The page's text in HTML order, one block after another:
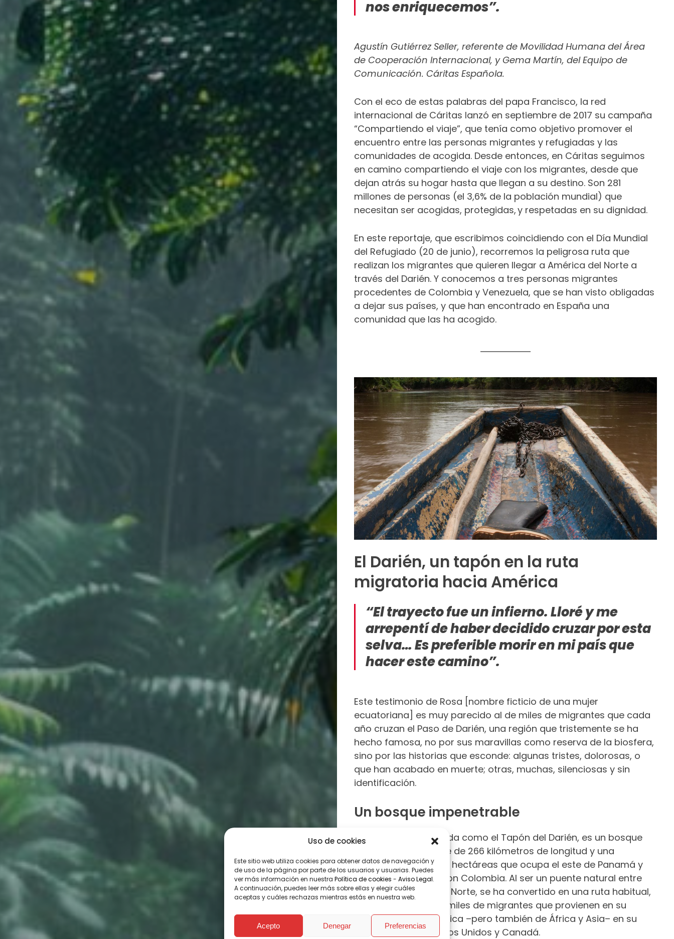
Uso de cookies
Este sitio web utiliza cookies para obtener datos de navegación y
de uso de la página por parte de los usuarios y usuarias. Puedes
ver más información en nuestra Política de cookies - Aviso Legal.
A continuación, puedes leer más sobre ellas y elegir cuáles
aceptas y cuáles rechazas mientras estás en nuestra web.
Acepto Denegar Preferencias
COMPROMETIDAS
IMPULSO
ACCIÓN
SOCIAL
EMERGENCIAS
nos enriquecemos”.
Agustín Gutiérrez Seller, referente de Movilidad Humana del Área
de Cooperación Internacional, y Gema Martín, del Equipo de
Comunicación. Cáritas Española.
Con el eco de estas palabras del papa Francisco, la red
internacional de Cáritas lanzó en septiembre de 2017 su campaña
“Compartiendo el viaje”, que tenía como objetivo promover el
encuentro entre las personas migrantes y refugiadas y las
comunidades de acogida. Desde entonces, en Cáritas seguimos
en camino compartiendo el viaje con los migrantes, desde que
dejan atrás su hogar hasta que llegan a su destino. Son 281
millones de personas (el 3,6% de la población mundial) que
necesitan ser acogidas, protegidas, y respetadas en su dignidad.
En este reportaje, que escribimos coincidiendo con el Día Mundial
del Refugiado (20 de junio), recorremos la peligrosa ruta que
realizan los migrantes que quieren llegar a América del Norte a
través del Darién. Y conocemos a tres personas migrantes
procedentes de Colombia y Venezuela, que se han visto obligadas
a dejar sus países, y que han encontrado en España una
comunidad que las ha acogido.
El Darién, un tapón en la ruta
migratoria hacia América
“El trayecto fue un infierno. Lloré y me
arrepentí de haber decidido cruzar por esta
selva… Es preferible morir en mi país que
hacer este camino”.
Este testimonio de Rosa [nombre ficticio de una mujer
ecuatoriana] es muy parecido al de miles de migrantes que cada
año cruzan el Paso de Darién, una región que tristemente se ha
hecho famosa, no por sus maravillas como reserva de la biosfera,
sino por las historias que esconde: algunas tristes, dolorosas, o
que han acabado en muerte; otras, muchas, silenciosas y sin
identificación.
Un bosque impenetrable
Esta zona, renombrada como el Tapón del Darién, es un bosque
tropical impenetrable de 266 kilómetros de longitud y una
extensión de 575.000 hectáreas que ocupa el este de Panamá y
comparte frontera con Colombia. Al ser un puente natural entre
América del Sur y del Norte, se ha convertido en una ruta habitual,
muy peligrosa, para miles de migrantes que provienen en su
mayoría de Sudamérica –pero también de África y Asia– en su
trayecto hacia Estados Unidos y Canadá.